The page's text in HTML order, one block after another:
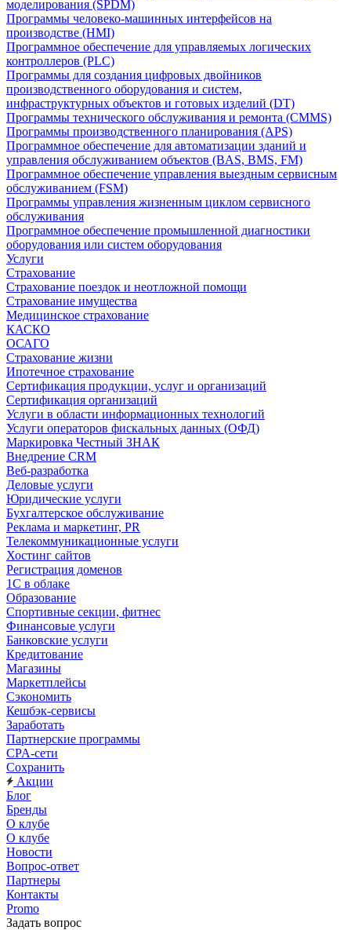
моделирования (SPDM)
Программы человеко-машинных интерфейсов на
производстве (HMI)
Программное обеспечение для управляемых логических
контроллеров (PLC)
Программы для создания цифровых двойников
производственного оборудования и систем,
инфраструктурных объектов и готовых изделий (DT)
Программы технического обслуживания и ремонта (CMMS)
Программы производственного планирования (APS)
Программное обеспечение для автоматизации зданий и
управления обслуживанием объектов (BAS, BMS, FM)
Программное обеспечение управления выездным сервисным
обслуживанием (FSM)
Программы управления жизненным циклом сервисного
обслуживания
Программное обеспечение промышленной диагностики
оборудования или систем оборудования
Услуги
Страхование
Страхование поездок и неотложной помощи
Страхование имущества
Медицинское страхование
КАСКО
ОСАГО
Страхование жизни
Ипотечное страхование
Сертификация продукции, услуг и организаций
Сертификация организаций
Услуги в области информационных технологий
Услуги операторов фискальных данных (ОФД)
Маркировка Честный ЗНАК
Внедрение CRM
Веб-разработка
Деловые услуги
Юридические услуги
Бухгалтерское обслуживание
Реклама и маркетинг, PR
Телекоммуникационные услуги
Хостинг сайтов
Регистрация доменов
1С в облаке
Образование
Спортивные секции, фитнес
Финансовые услуги
Банковские услуги
Кредитование
Магазины
Маркетплейсы
Сэкономить
Кешбэк-сервисы
Заработать
Партнерские программы
CPA-сети
Сохранить
Акции
Блог
Бренды
О клубе
О клубе
Новости
Вопрос-ответ
Партнеры
Контакты
Promo
Задать вопрос